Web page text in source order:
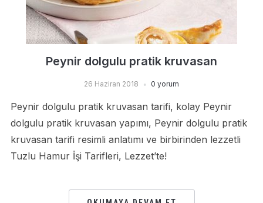
Peynir dolgulu pratik kruvasan
26 Haziran 2018 0 yorum
Peynir dolgulu pratik kruvasan tarifi, kolay Peynir
dolgulu pratik kruvasan yapımı, Peynir dolgulu pratik
kruvasan tarifi resimli anlatımı ve birbirinden lezzetli
Tuzlu Hamur İşi Tarifleri, Lezzet’te!